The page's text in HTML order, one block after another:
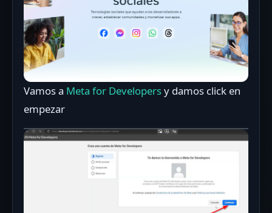
Vamos a Meta for Developersy damos click en
empezar